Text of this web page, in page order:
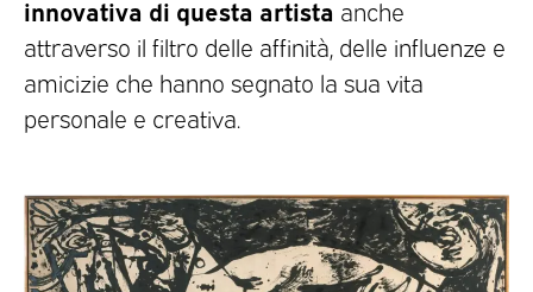
innovativa di questa artista anche
attraverso il filtro delle affinità, delle influenze e
amicizie che hanno segnato la sua vita
personale e creativa.